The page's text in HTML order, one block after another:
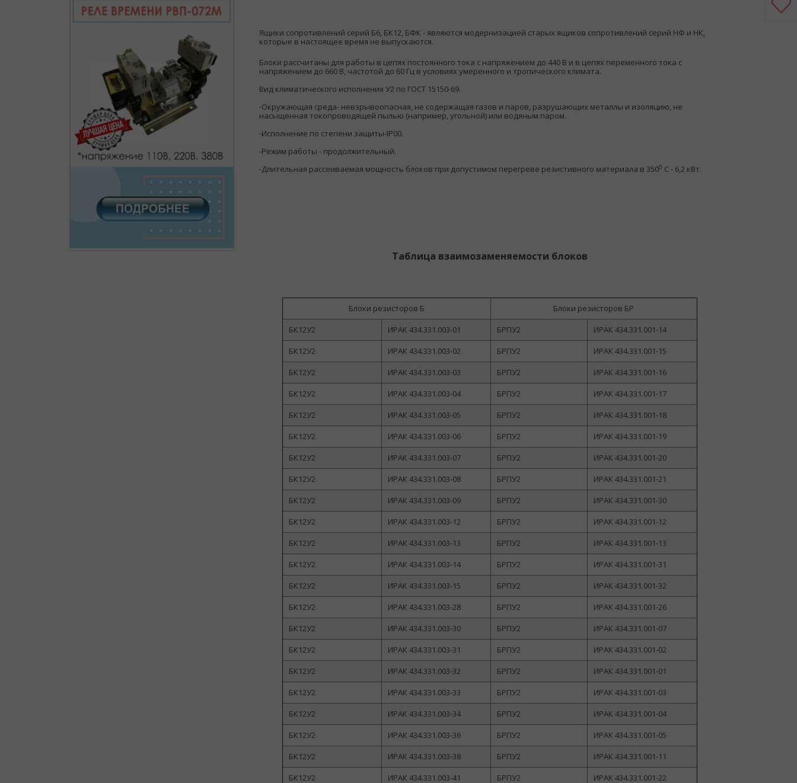
Ящики сопротивлений серий Б6, БК12, БФК - являются модернизацией старых ящиков сопротивлений серий НФ и НК,
которые в настоящее время не выпускаются.
Блоки рассчитаны для работы в цепях постоянного тока с напряжением до 440 В и в цепях переменного тока с
напряжением до 660 В, частотой до 60 Гц в условиях умеренного и тропического климата.
Вид климатического исполнения У2 по ГОСТ 15150-69.
-Окружающая среда- невзрывоопасная, не содержащая газов и паров, разрушающих металлы и изоляцию, не
насыщенная токопроводящей пылью (например, угольной) или водяным паром.
-Исполнение по степени защиты-IP00.
-Режим работы - продолжительный.
-Длительная рассеиваемая мощность блоков при допустимом перегреве резистивного материала в 3500 С - 6,2 кВт.
Таблица взаимозаменяемости блоков
Блоки резисторов Б
Блоки резисторов БР
БК12У2
ИРАК 434.331.003-01 БРПУ2
ИРАК 434.331.001-14
БК12У2
ИРАК 434.331.003-02 БРПУ2
ИРАК 434.331.001-15
БК12У2
ИРАК 434.331.003-03 БРПУ2
ИРАК 434.331.001-16
БК12У2
ИРАК 434.331.003-04 БРПУ2
ИРАК 434.331.001-17
БК12У2
ИРАК 434.331.003-05 БРПУ2
ИРАК 434.331.001-18
БК12У2
ИРАК 434.331.003-06 БРПУ2
ИРАК 434.331.001-19
БК12У2
ИРАК 434.331.003-07 БРПУ2
ИРАК 434.331.001-20
БК12У2
ИРАК 434.331.003-08 БРПУ2
ИРАК 434.331.001-21
БК12У2
ИРАК 434.331.003-09 БРПУ2
ИРАК 434.331.001-30
БК12У2
ИРАК 434.331.003-12 БРПУ2
ИРАК 434.331.001-12
БК12У2
ИРАК 434.331.003-13 БРПУ2
ИРАК 434.331.001-13
БК12У2
ИРАК 434.331.003-14 БРПУ2
ИРАК 434.331.001-31
БК12У2
ИРАК 434.331.003-15 БРПУ2
ИРАК 434.331.001-32
БК12У2
ИРАК 434.331.003-28 БРПУ2
ИРАК 434.331.001-26
БК12У2
ИРАК 434.331.003-30 БРПУ2
ИРАК 434.331.001-07
БК12У2
ИРАК 434.331.003-31 БРПУ2
ИРАК 434.331.001-02
БК12У2
ИРАК 434.331.003-32 БРПУ2
ИРАК 434.331.001-01
БК12У2
ИРАК 434.331.003-33 БРПУ2
ИРАК 434.331.001-03
БК12У2
ИРАК 434.331.003-34 БРПУ2
ИРАК 434.331.001-04
БК12У2
ИРАК 434.331.003-36 БРПУ2
ИРАК 434.331.001-05
БК12У2
ИРАК 434.331.003-38 БРПУ2
ИРАК 434.331.001-11
БК12У2
ИРАК 434.331.003-41 БРПУ2 ИРАК 434.331.001-22